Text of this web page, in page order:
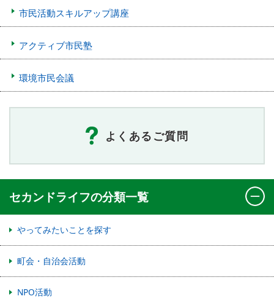
市民活動スキルアップ講座
アクティブ市民塾
環境市民会議
よくあるご質問
セカンドライフの分類一覧
やってみたいことを探す
町会・自治会活動
NPO活動